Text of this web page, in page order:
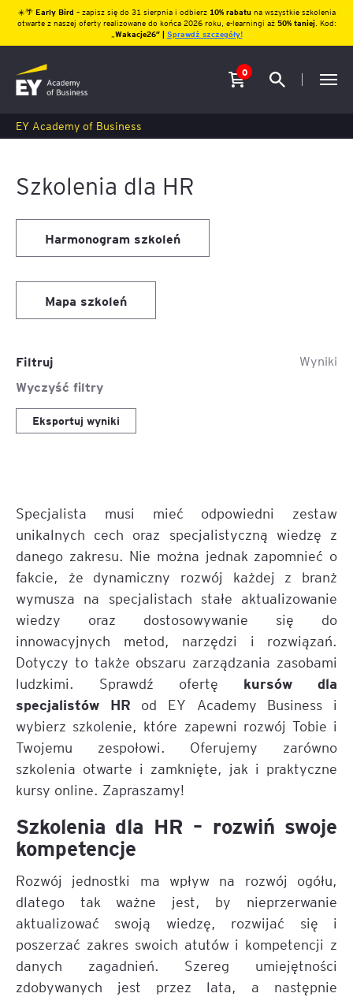
☀️🌴 Early Bird – zapisz się do 31 sierpnia i odbierz10% rabatu na wszystkie szkolenia
otwarte z naszej oferty realizowane do końca 2026 roku, e-learningi aż 50% taniej. Kod:
Wakacje26″ | Sprawdź szczegóły!
0
EY Academy of Business
Szkolenia dla HR
Harmonogram szkoleń
Mapa szkoleń
Filtruj
Wyczyść filtry
Wyniki
Eksportuj wyniki
Specjalista musi mieć odpowiedni zestaw
unikalnych cech oraz specjalistyczną wiedzę z
danego zakresu. Nie można jednak zapomnieć o
fakcie, że dynamiczny rozwój każdej z branż
wymusza na specjalistach stałe aktualizowanie
wiedzy oraz dostosowywanie się do
innowacyjnych metod, narzędzi i rozwiązań.
Dotyczy to także obszaru zarządzania zasobami
ludzkimi. Sprawdź ofertę kursów dla
specjalistów HR od EY Academy Business i
wybierz szkolenie, które zapewni rozwój Tobie i
Twojemu zespołowi. Oferujemy zarówno
szkolenia otwarte i zamknięte, jak i praktyczne
kursy online. Zapraszamy!
Szkolenia dla HR – rozwiń swoje
kompetencje
Rozwój jednostki ma wpływ na rozwój ogółu,
dlatego tak ważne jest, by nieprzerwanie
aktualizować swoją wiedzę, rozwijać się i
poszerzać zakres swoich atutów i kompetencji z
danych zagadnień. Szereg umiejętności
zdobywanych jest przez lata, a następnie